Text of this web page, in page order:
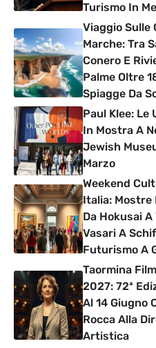
Turismo In
Viaggio Sulle
Marche: Tra
Conero E
Palme Oltre
Spiagge Da
Paul Klee: Le
In Mostra A
Jewish
Marzo
Weekend
Italia: Mostre
Da Hokusai A
Vasari A
Futurismo A
Taormina
2027: 72ª
Al 14 Giugno
Rocca Alla
Artistica